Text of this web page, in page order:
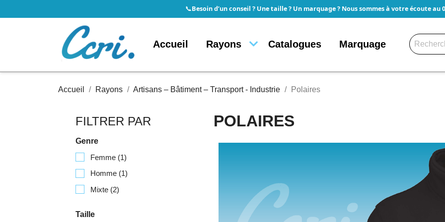
📞Besoin d’un conseil ? Une taille ? Un marquage ? Nous sommes à votre écoute au
Accueil Rayons Catalogues Marquage
Accueil Rayons Artisans – Bâtiment – Transport - Industrie Polaires
FILTRER PAR
Genre
Femme (1)
Homme (1)
Mixte (2)
Taille
POLAIRES